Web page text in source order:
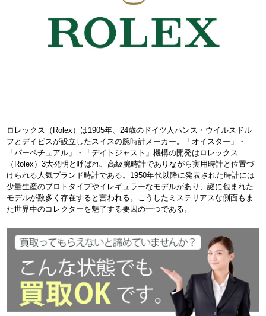
ロレックス（Rolex）は1905年、24歳のドイツ人ハンス・ウイルスドル
フとデイビスが設立したスイスの腕時計メーカー。「オイスター」・
「パーペチュアル」・「デイトジャスト」機構の開発はロレックス
（Rolex）3大発明と呼ばれ、高級腕時計でありながら実用時計と位置づ
けられる人気ブランド時計である。1950年代以降に発表された時計には
少量生産のプロトタイプやイレギュラーなモデルがあり、謎に包まれた
モデルが数多く存在すると言われる。こうしたミステリアスな側面もま
た世界中のコレクターを魅了する要因の一つである。